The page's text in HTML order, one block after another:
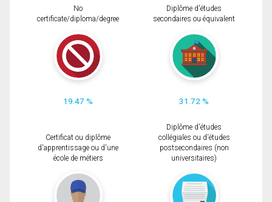
No
certificate/diploma/degree
19.47 %
Diplôme d'études
secondaires ou équivalent
31.72 %
Certificat ou diplôme
d'apprentissage ou d'une
école de métiers
Diplôme d'études
collégiales ou d'études
postsecondaires (non
universitaires)